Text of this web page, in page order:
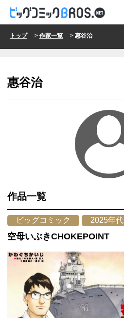
トップ> 作家一覧 > 惠谷治
惠谷治
作品一覧
ビッグコミック 2025年代
空母いぶきCHOKEPOINT